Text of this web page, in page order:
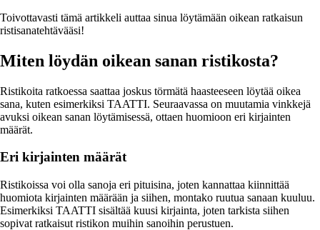
Toivottavasti tämä artikkeli auttaa sinua löytämään oikean ratkaisun
ristisanatehtävääsi!
Miten löydän oikean sanan ristikosta?
Ristikoita ratkoessa saattaa joskus törmätä haasteeseen löytää oikea
sana, kuten esimerkiksi TAATTI. Seuraavassa on muutamia vinkkejä
avuksi oikean sanan löytämisessä, ottaen huomioon eri kirjainten
määrät.
Eri kirjainten määrät
Ristikoissa voi olla sanoja eri pituisina, joten kannattaa kiinnittää
huomiota kirjainten määrään ja siihen, montako ruutua sanaan kuuluu.
Esimerkiksi TAATTI sisältää kuusi kirjainta, joten tarkista siihen
sopivat ratkaisut ristikon muihin sanoihin perustuen.